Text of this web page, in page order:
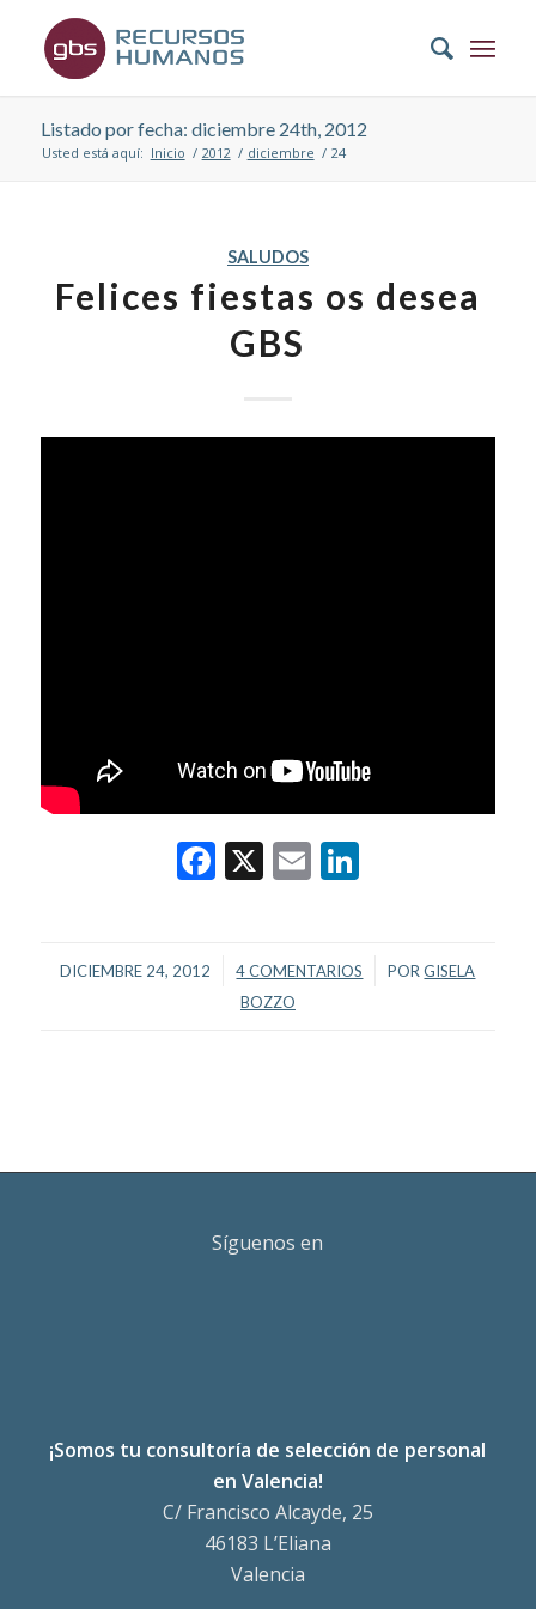
Listado por fecha: diciembre 24th, 2012
Usted está aquí: Inicio / 2012 / diciembre / 24
SALUDOS
Felices fiestas os desea
GBS
Facebook
X EmailLinkedIn
DICIEMBRE 24, 2012
/ 4 COMENTARIOS
/ PORGISELA
BOZZO
Síguenos en
¡Somos tu consultoría de selección de personal
en Valencia!
C/ Francisco Alcayde, 25
46183 L’Eliana
Valencia